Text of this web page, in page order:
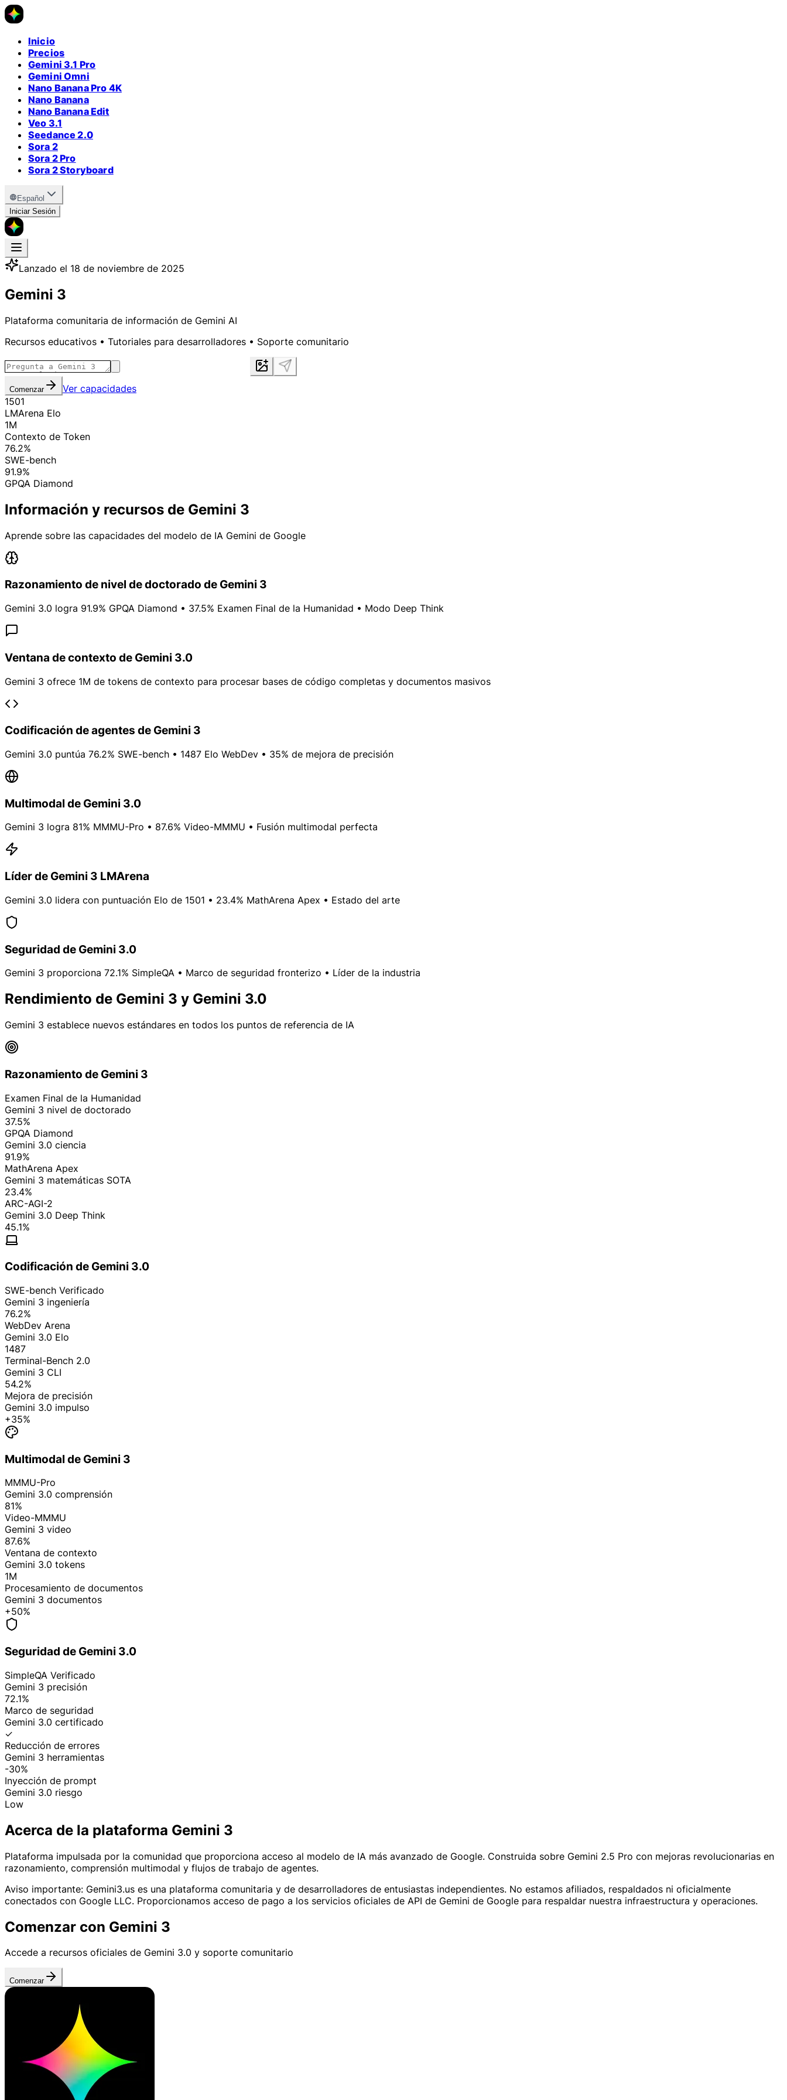
Inicio
Precios
Gemini 3.1 Pro
Gemini Omni
Nano Banana Pro 4K
Nano Banana
Nano Banana Edit
Veo 3.1
Seedance 2.0
Sora 2
Sora 2 Pro
Sora 2 Storyboard
Español
Iniciar Sesión
Lanzado el 18 de noviembre de 2025
Gemini 3
Plataforma comunitaria de información de Gemini AI
Recursos educativos • Tutoriales para desarrolladores • Soporte comunitario
Comenzar
Ver capacidades
1501
LMArena Elo
1M
Contexto de Token
76.2%
SWE-bench
91.9%
GPQA Diamond
Información y recursos de Gemini 3
Aprende sobre las capacidades del modelo de IA Gemini de Google
Razonamiento de nivel de doctorado de Gemini 3
Gemini 3.0 logra 91.9% GPQA Diamond • 37.5% Examen Final de la Humanidad • Modo Deep Think
Ventana de contexto de Gemini 3.0
Gemini 3 ofrece 1M de tokens de contexto para procesar bases de código completas y documentos masivos
Codificación de agentes de Gemini 3
Gemini 3.0 puntúa 76.2% SWE-bench • 1487 Elo WebDev • 35% de mejora de precisión
Multimodal de Gemini 3.0
Gemini 3 logra 81% MMMU-Pro • 87.6% Video-MMMU • Fusión multimodal perfecta
Líder de Gemini 3 LMArena
Gemini 3.0 lidera con puntuación Elo de 1501 • 23.4% MathArena Apex • Estado del arte
Seguridad de Gemini 3.0
Gemini 3 proporciona 72.1% SimpleQA • Marco de seguridad fronterizo • Líder de la industria
Rendimiento de Gemini 3 y Gemini 3.0
Gemini 3 establece nuevos estándares en todos los puntos de referencia de IA
Razonamiento de Gemini 3
Examen Final de la Humanidad
Gemini 3 nivel de doctorado
37.5%
GPQA Diamond
Gemini 3.0 ciencia
91.9%
MathArena Apex
Gemini 3 matemáticas SOTA
23.4%
ARC-AGI-2
Gemini 3.0 Deep Think
45.1%
Codificación de Gemini 3.0
SWE-bench Verificado
Gemini 3 ingeniería
76.2%
WebDev Arena
Gemini 3.0 Elo
1487
Terminal-Bench 2.0
Gemini 3 CLI
54.2%
Mejora de precisión
Gemini 3.0 impulso
+35%
Multimodal de Gemini 3
MMMU-Pro
Gemini 3.0 comprensión
81%
Video-MMMU
Gemini 3 video
87.6%
Ventana de contexto
Gemini 3.0 tokens
1M
Procesamiento de documentos
Gemini 3 documentos
+50%
Seguridad de Gemini 3.0
SimpleQA Verificado
Gemini 3 precisión
72.1%
Marco de seguridad
Gemini 3.0 certificado
✓
Reducción de errores
Gemini 3 herramientas
-30%
Inyección de prompt
Gemini 3.0 riesgo
Low
Acerca de la plataforma Gemini 3
Plataforma impulsada por la comunidad que proporciona acceso al modelo de IA más avanzado de Google. Construida sobre Gemini 2.5 Pro con mejoras revolucionarias en
razonamiento, comprensión multimodal y flujos de trabajo de agentes.
Aviso importante: Gemini3.us es una plataforma comunitaria y de desarrolladores de entusiastas independientes. No estamos afiliados, respaldados ni oficialmente
conectados con Google LLC. Proporcionamos acceso de pago a los servicios oficiales de API de Gemini de Google para respaldar nuestra infraestructura y operaciones.
Comenzar con Gemini 3
Accede a recursos oficiales de Gemini 3.0 y soporte comunitario
Comenzar